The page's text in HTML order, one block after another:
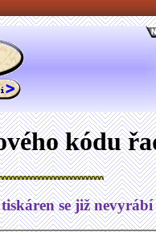
kódu
se již